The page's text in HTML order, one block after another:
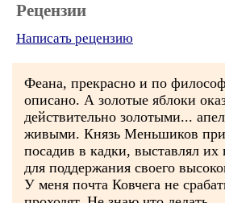
Рецензии
Написать рецензию
Феана, прекрасно и по
описано. А золотые яблоки
действительно золотыми...
живыми. Князь Меньшиков
посадив в кадки, выставлял
для поддержания своего
У меня почта Ковчега не